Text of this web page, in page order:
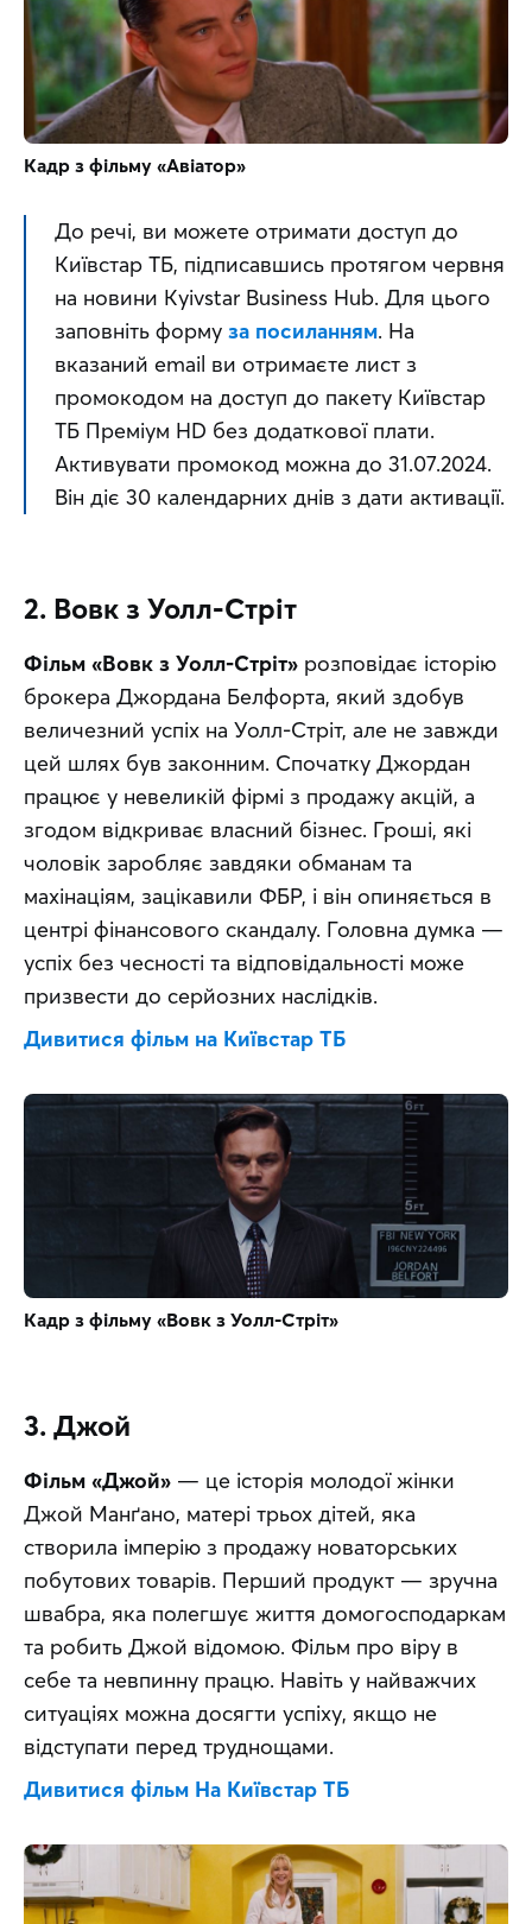
Кадр з фільму «Авіатор»
До речі, ви можете отримати доступ до
Київстар ТБ, підписавшись протягом червня
на новини Kyivstar Business Hub. Для цього
заповніть форму за посиланням. На
вказаний email ви отримаєте лист з
промокодом на доступ до пакету Київстар
ТБ Преміум HD без додаткової плати.
Активувати промокод можна до 31.07.2024.
Він діє 30 календарних днів з дати активації.
2. Вовк з Уолл-Стріт
Фільм «Вовк з Уолл-Стріт» розповідає історію
брокера Джордана Белфорта, який здобув
величезний успіх на Уолл-Стріт, але не завжди
цей шлях був законним. Спочатку Джордан
працює у невеликій фірмі з продажу акцій, а
згодом відкриває власний бізнес. Гроші, які
чоловік заробляє завдяки обманам та
махінаціям, зацікавили ФБР, і він опиняється в
центрі фінансового скандалу. Головна думка —
успіх без чесності та відповідальності може
призвести до серйозних наслідків.
Дивитися фільм на Київстар ТБ
Кадр з фільму «Вовк з Уолл-Стріт»
3. Джой
Фільм «Джой» — це історія молодої жінки
Джой Манґано, матері трьох дітей, яка
створила імперію з продажу новаторських
побутових товарів. Перший продукт — зручна
швабра, яка полегшує життя домогосподаркам
та робить Джой відомою. Фільм про віру в
себе та невпинну працю. Навіть у найважчих
ситуаціях можна досягти успіху, якщо не
відступати перед труднощами.
Дивитися фільм На Київстар ТБ